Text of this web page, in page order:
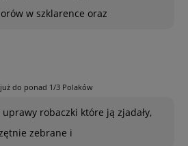
w szklarence oraz
do ponad 1/3 Polaków
robaczki które ją zjadały,
zebrane i